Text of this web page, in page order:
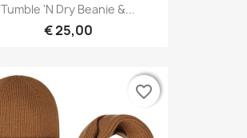
Tumble 'N Dry Beanie &...
€ 25,00
favorite_border
favorite_border